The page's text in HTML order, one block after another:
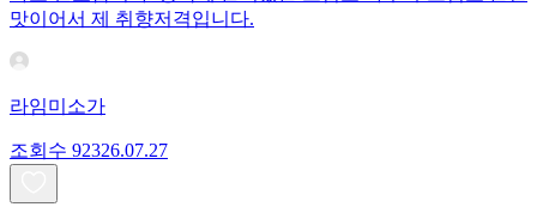
맛이어서 제 취향저격입니다.
라임미소가
조회수 92326.07.27